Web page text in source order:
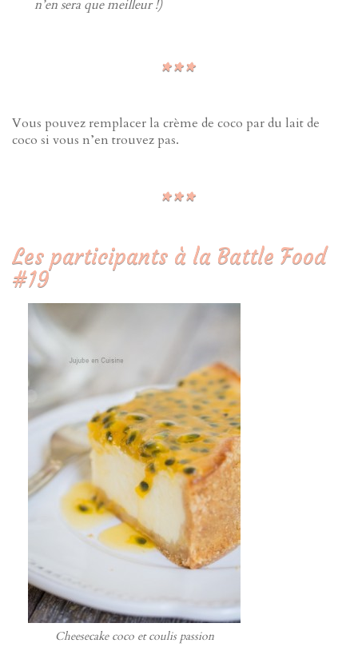
n’en sera que meilleur !)
Vous pouvez remplacer la crème de coco par du lait de
coco si vous n’en trouvez pas.
Les participants à la Battle Food
#19
Cheesecake coco et coulis passion